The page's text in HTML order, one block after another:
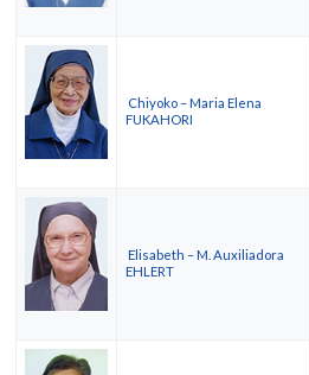
Chiyoko – Maria Elena
FUKAHORI
Elisabeth – M. Auxiliadora
EHLERT